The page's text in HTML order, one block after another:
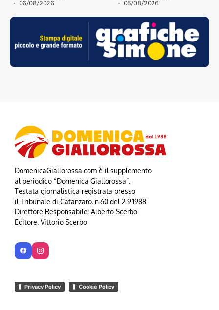
06/08/2026
05/08/2026
DomenicaGiallorossa.com è il supplemento
al periodico “Domenica Giallorossa”.
Testata giornalistica registrata presso
il Tribunale di Catanzaro, n.60 del 2.9.1988
Direttore Responsabile: Alberto Scerbo
Editore: Vittorio Scerbo
Privacy Policy Cookie Policy